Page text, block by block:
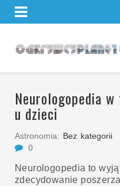
Neurologopedia
u dzieci
Astronomia: Bez kategorii
0
Neurologopedia to
zdecydowanie